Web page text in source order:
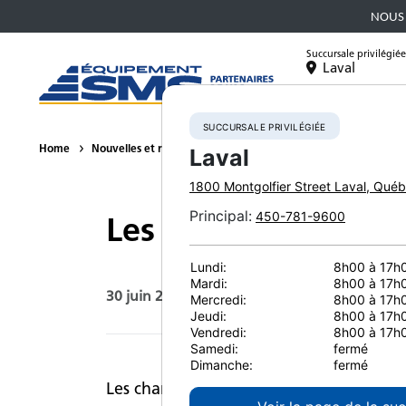
Succursale privilégiée
Laval
Home Nouvelles et ressources Article de presse
Les chargeurs sur
30 juin 2025 Imprimer la page
Les chantiers partout au Canada et en
SUCCURSALE PRIVILÉGIÉE
Laval
1800 Montgolfier Street Laval,
Principal: 450-781-9600
Lundi:
8h00 à
Mardi:
8h00 à
Mercredi:
8h00 à
Jeudi:
8h00 à
Vendredi:
8h00 à
Samedi:
fermé
Dimanche:
fermé